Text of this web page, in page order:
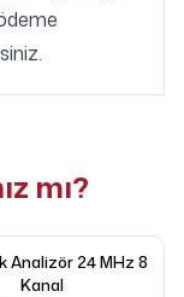
mı?
Analizör 24 MHz 8
Kanal